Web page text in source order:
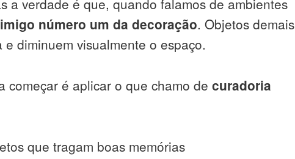
número um da decoração. Objetos demais
diminuem visualmente o espaço.
começar é aplicar o que chamo decuradoria
que tragam boas memórias